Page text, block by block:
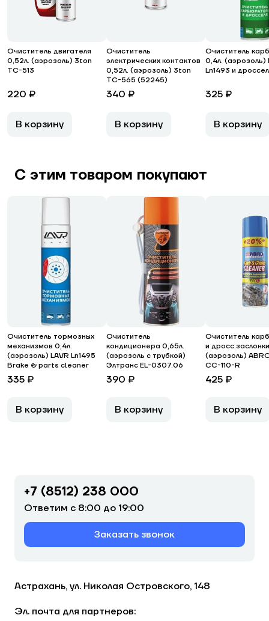
Очиститель двигателя
0,52л. (аэрозоль) 3ton
ТС-513
220 ₽
В корзину
Очиститель
электрических контактов
0,52л. (аэрозоль) 3ton
ТС-565 (52245)
340 ₽
В корзину
Очиститель
0,4л. (аэрозоль)
Ln1493 и
325 ₽
В корзину
С этим товаром покупают
Очиститель тормозных
механизмов 0,4л.
(аэрозоль) LAVR Ln1495
Brake & parts cleaner
335 ₽
В корзину
Очиститель
кондиционера 0,65л.
(аэрозоль с трубкой)
Элтранс EL-0307.06
390 ₽
В корзину
Очиститель
и
(аэрозоль)
CC-110-R
425 ₽
В корзину
+7 (8512) 238 000
Ответим с 8:00 до 19:00
Заказать звонок
Астрахань, ул. Николая Островского, 148
Эл. почта для партнеров: